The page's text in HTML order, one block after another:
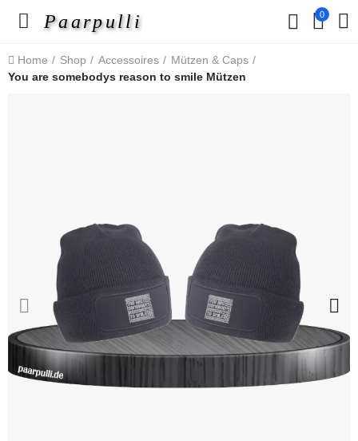
Paarpulli 0
Home Shop Accessoires
Mützen & Caps
You are somebodys reason to smile Mützen